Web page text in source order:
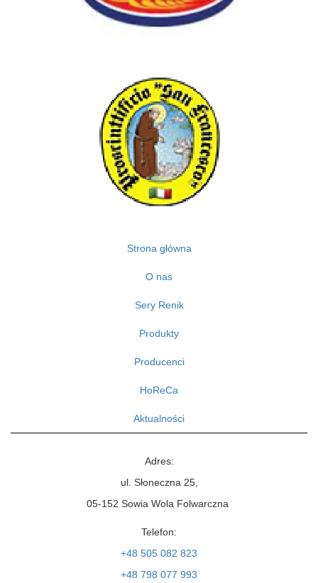
Strona główna
O nas
Sery Renik
Produkty
Producenci
HoReCa
Aktualności
Adres:
ul. Słoneczna 25,
05-152 Sowia Wola Folwarczna
Telefon:
+48 505 082 823
+48 798 077 993